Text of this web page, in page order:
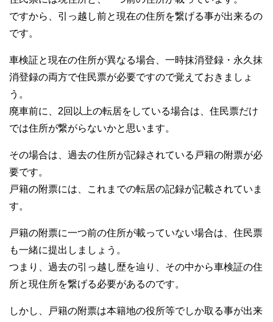
ですから、引っ越し前と現在の住所を繋げる事が出来るの
です。
車検証と現在の住所が異なる場合、一時抹消登録・永久抹
消登録の両方で住民票が必要ですので覚えておきましょ
う。
廃車前に、2回以上の転居をしている場合は、住民票だけ
では住所が繋がらないかと思います。
その場合は、過去の住所が記録されている戸籍の附票が必
要です。
戸籍の附票には、これまでの転居の記録が記載されていま
す。
戸籍の附票に一つ前の住所が載っていない場合は、住民票
も一緒に提出しましょう。
つまり、過去の引っ越し歴を辿り、その中から車検証の住
所と現住所を繋げる必要があるのです。
しかし、戸籍の附票は本籍地の役所等でしか取る事が出来